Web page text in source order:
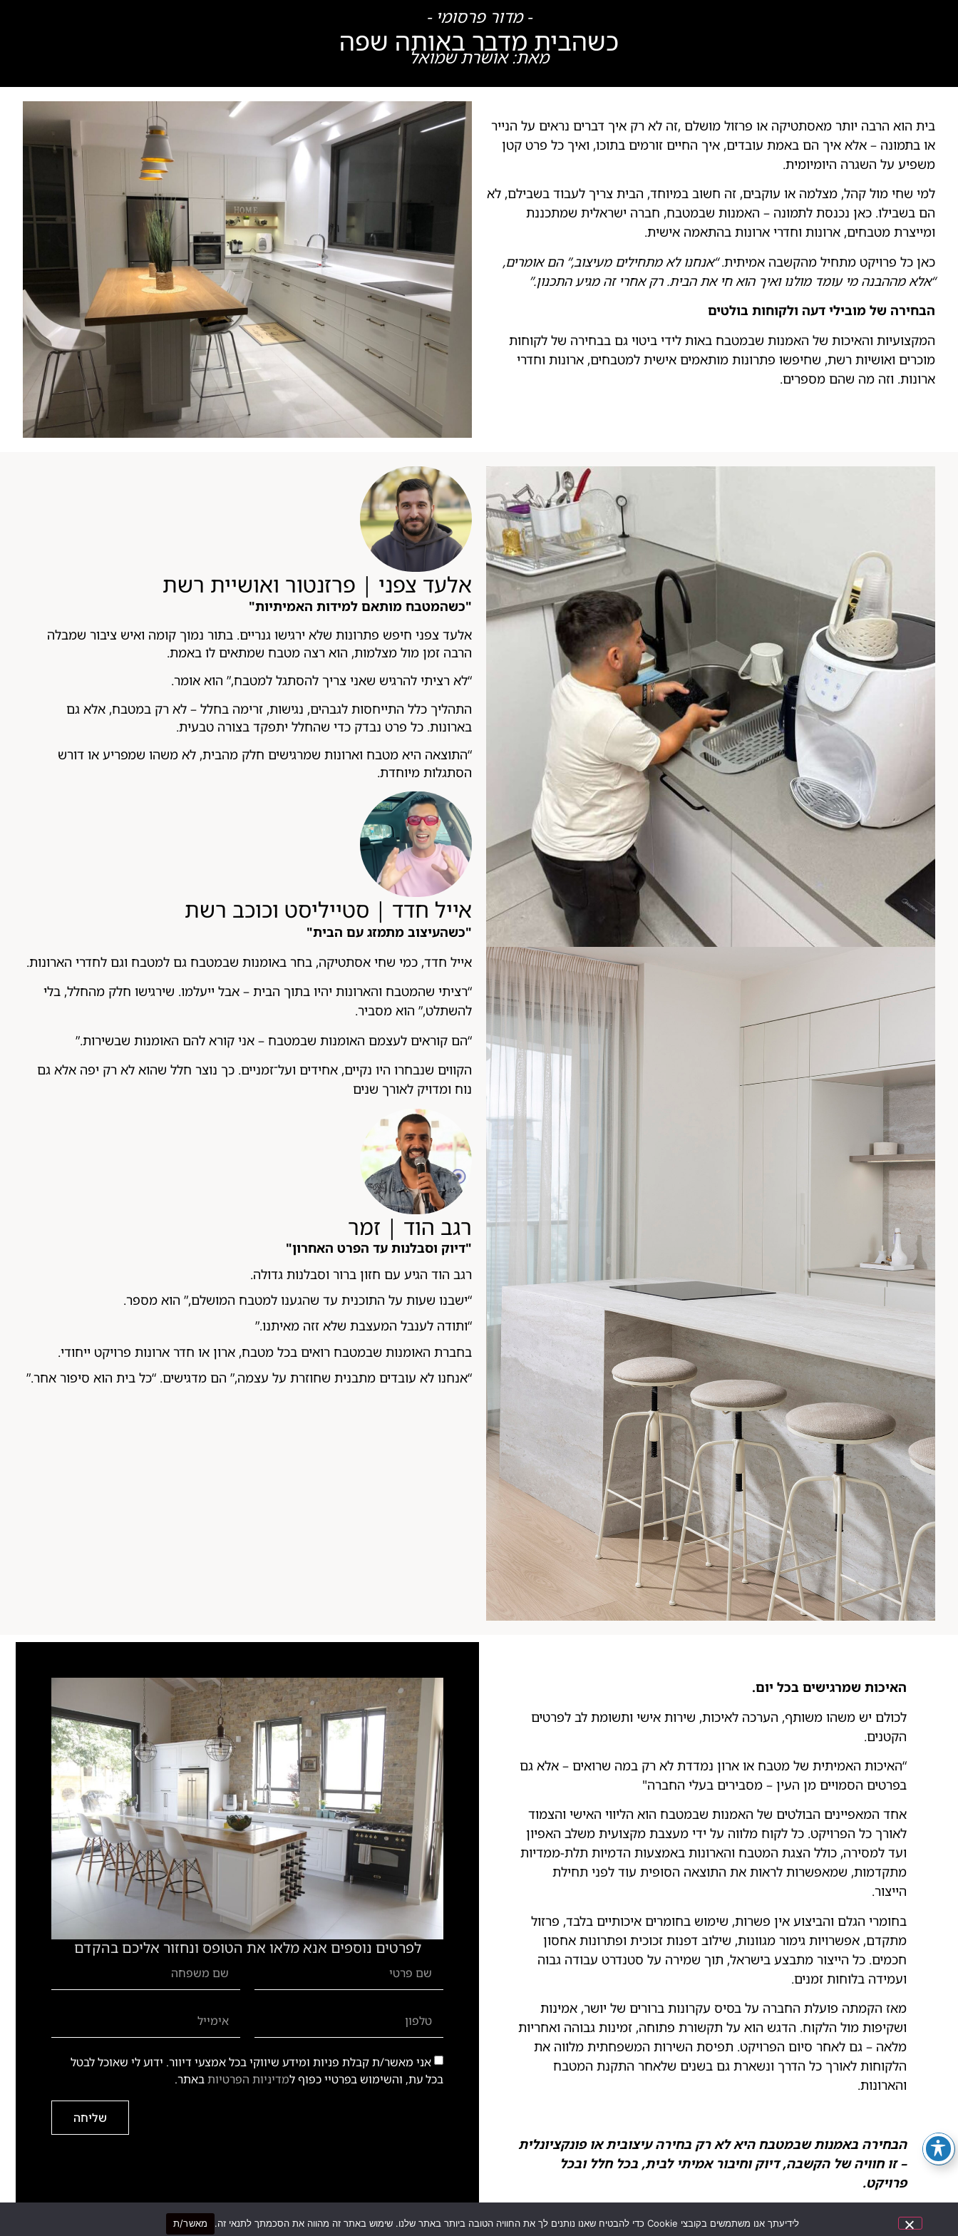
- מדור פרסומי -
כשהבית מדבר באותה שפה
מאת: אושרת שמואל
בית הוא הרבה יותר מאסתטיקה או פרזול מושלם ,זה לא רק איך דברים נראים על הנייר
או בתמונה – אלא איך הם באמת עובדים, איך החיים זורמים בתוכו, ואיך כל פרט קטן
משפיע על השגרה היומיומית.
למי שחי מול קהל, מצלמה או עוקבים, זה חשוב במיוחד, הבית צריך לעבוד בשבילם, לא
הם בשבילו. כאן נכנסת לתמונה – האמנות שבמטבח, חברה ישראלית שמתכננת
ומייצרת מטבחים, ארונות וחדרי ארונות בהתאמה אישית.
כאן כל פרויקט מתחיל מהקשבה אמיתית.“אנחנו לא מתחילים מעיצוב,” הם אומרים,
“אלא מההבנה מי עומד מולנו ואיך הוא חי את הבית. רק אחרי זה מגיע התכנון.”
הבחירה של מובילי דעה ולקוחות בולטים
המקצועיות והאיכות של האמנות שבמטבח באות לידי ביטוי גם בבחירה של לקוחות
מוכרים ואושיות רשת, שחיפשו פתרונות מותאמים אישית למטבחים, ארונות וחדרי
ארונות. וזה מה שהם מספרים.
אלעד צפני | פרזנטור ואושיית רשת
"כשהמטבח מותאם למידות האמיתיות"
אלעד צפני חיפש פתרונות שלא ירגישו גנריים. בתור נמוך קומה ואיש ציבור שמבלה
הרבה זמן מול מצלמות, הוא רצה מטבח שמתאים לו באמת.
“לא רציתי להרגיש שאני צריך להסתגל למטבח,” הוא אומר.
התהליך כלל התייחסות לגבהים, נגישות, זרימה בחלל – לא רק במטבח, אלא גם
בארונות. כל פרט נבדק כדי שהחלל יתפקד בצורה טבעית.
“התוצאה היא מטבח וארונות שמרגישים חלק מהבית, לא משהו שמפריע או דורש
הסתגלות מיוחדת.
אייל חדד | סטייליסט וכוכב רשת
"כשהעיצוב מתמזג עם הבית"
אייל חדד, כמי שחי אסתטיקה, בחר באומנות שבמטבח גם למטבח וגם לחדרי הארונות.
“רציתי שהמטבח והארונות יהיו בתוך הבית – אבל ייעלמו. שירגישו חלק מהחלל, בלי
להשתלט,” הוא מסביר.
“הם קוראים לעצמם האומנות שבמטבח – אני קורא להם האומנות שבשירות.”
הקווים שנבחרו היו נקיים, אחידים ועל־זמניים. כך נוצר חלל שהוא לא רק יפה אלא גם
נוח ומדויק לאורך שנים
רגב הוד | זמר
"דיוק וסבלנות עד הפרט האחרון"
רגב הוד הגיע עם חזון ברור וסבלנות גדולה.
“ישבנו שעות על התוכנית עד שהגענו למטבח המושלם,” הוא מספר.
“ותודה לענבל המעצבת שלא זזה מאיתנו.”
בחברת האומנות שבמטבח רואים בכל מטבח, ארון או חדר ארונות פרויקט ייחודי.
“אנחנו לא עובדים מתבנית שחוזרת על עצמה,” הם מדגישים. “כל בית הוא סיפור אחר.”
האיכות שמרגישים בכל יום.
לכולם יש משהו משותף, הערכה לאיכות, שירות אישי ותשומת לב לפרטים
הקטנים.
“האיכות האמיתית של מטבח או ארון נמדדת לא רק במה שרואים – אלא גם
בפרטים הסמויים מן העין – מסבירים בעלי החברה"
אחד המאפיינים הבולטים של האמנות שבמטבח הוא הליווי האישי והצמוד
לאורך כל הפרויקט. כל לקוח מלווה על ידי מעצבת מקצועית משלב האפיון
ועד למסירה, כולל הצגת המטבח והארונות באמצעות הדמיות תלת-ממדיות
מתקדמות, שמאפשרות לראות את התוצאה הסופית עוד לפני תחילת
הייצור.
בחומרי הגלם והביצוע אין פשרות, שימוש בחומרים איכותיים בלבד, פרזול
מתקדם, אפשרויות גימור מגוונות, שילוב דפנות זכוכית ופתרונות אחסון
חכמים. כל הייצור מתבצע בישראל, תוך שמירה על סטנדרט עבודה גבוה
ועמידה בלוחות זמנים.
מאז הקמתה פועלת החברה על בסיס עקרונות ברורים של יושר, אמינות
ושקיפות מול הלקוח. הדגש הוא על תקשורת פתוחה, זמינות גבוהה ואחריות
מלאה – גם לאחר סיום הפרויקט. תפיסת השירות המשפחתית מלווה את
הלקוחות לאורך כל הדרך ונשארת גם בשנים שלאחר התקנת המטבח
והארונות.
הבחירה באמנות שבמטבח היא לא רק בחירה עיצובית או פונקציונלית
– זו חוויה של הקשבה, דיוק וחיבור אמיתי לבית, בכל חלל ובכל
פרויקט.
לפרטים נוספים אנא מלאו את הטופס ונחזור אליכם בהקדם
אני מאשר/ת קבלת פניות ומידע שיווקי בכל אמצעי דיוור. ידוע לי שאוכל לבטל
בכל עת, והשימוש בפרטיי כפוף למדיניות הפרטיותבאתר.
שליחה
לידיעתך אנו משתמשים בקובצי Cookie כדי להבטיח שאנו נותנים לך את החוויה הטובה ביותר באתר שלנו. שימוש באתר זה מהווה את הסכמתך לתנאי זה. מאשר/ת